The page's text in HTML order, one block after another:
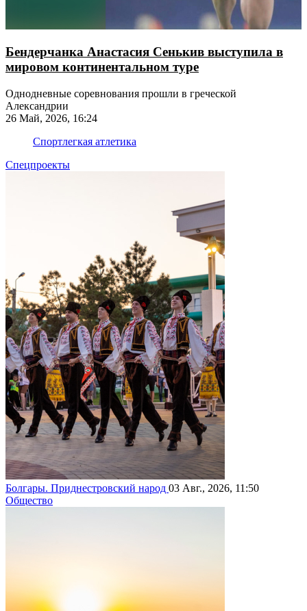
Бендерчанка Анастасия Сенькив выступила в
мировом континентальном туре
Однодневные соревнования прошли в греческой
Александрии
26 Май, 2026, 16:24
Спортлегкая атлетика
Спецпроекты
Болгары. Приднестровский народ 03 Авг., 2026, 11:50
Общество